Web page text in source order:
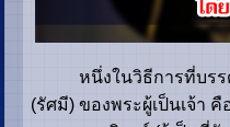
หนึ่งในวิธีการที่บรรด
(รัศมี) ของพระผู้เป็นเจ้า